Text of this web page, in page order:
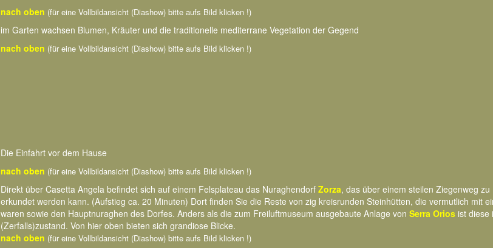
nach oben (für eine Vollbildansicht (Diashow) bitte aufs Bild klicken !)
im Garten wachsen Blumen, Kräuter und die traditionelle mediterrane Vegetation der Gegend
nach oben (für eine Vollbildansicht (Diashow) bitte aufs Bild klicken !)
Die Einfahrt vor dem Hause
nach oben (für eine Vollbildansicht (Diashow) bitte aufs Bild klicken !)
Direkt über Casetta Angela befindet sich auf einem Felsplateau das Nuraghendorf Zorza, das über einem steilen Ziegenweg
erkundet werden kann. (Aufstieg ca. 20 Minuten) Dort finden Sie die Reste von zig kreisrunden Steinhütten, die vermutlich mit
waren sowie den Hauptnuraghen des Dorfes. Anders als die zum Freiluftmuseum ausgebaute Anlage von Serra Orios ist diese
(Zerfalls)zustand. Von hier oben bieten sich grandiose Blicke.
nach oben (für eine Vollbildansicht (Diashow) bitte aufs Bild klicken !)